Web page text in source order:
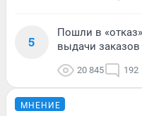
5
Пошли в
выдачи
20 845 192
МНЕНИЕ